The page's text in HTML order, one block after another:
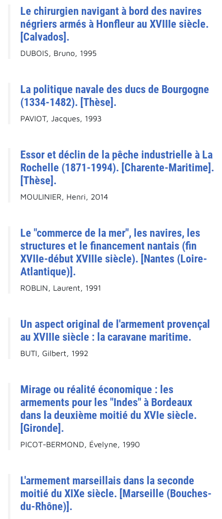
Le chirurgien navigant à bord des navires
négriers armés à Honfleur au XVIIIe siècle.
[Calvados].
DUBOIS, Bruno, 1995
La politique navale des ducs de Bourgogne
(1334-1482). [Thèse].
PAVIOT, Jacques, 1993
Essor et déclin de la pêche industrielle à La
Rochelle (1871-1994). [Charente-Maritime].
[Thèse].
MOULINIER, Henri, 2014
Le "commerce de la mer", les navires, les
structures et le financement nantais (fin
XVIIe-début XVIIIe siècle). [Nantes (Loire-
Atlantique)].
ROBLIN, Laurent, 1991
Un aspect original de l'armement provençal
au XVIIIe siècle : la caravane maritime.
BUTI, Gilbert, 1992
Mirage ou réalité économique : les
armements pour les "Indes" à Bordeaux
dans la deuxième moitié du XVIe siècle.
[Gironde].
PICOT-BERMOND, Évelyne, 1990
L'armement marseillais dans la seconde
moitié du XIXe siècle. [Marseille (Bouches-
du-Rhône)].